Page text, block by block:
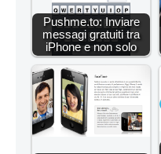
Pushme.to: Inviare
messagi gratuiti tra
iPhone e non solo